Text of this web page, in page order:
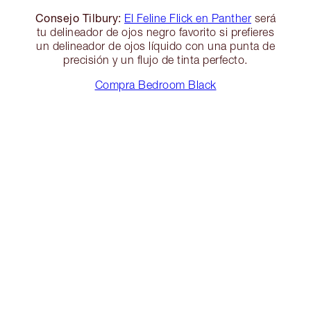
Consejo Tilbury: El Feline Flick en Panther será
tu delineador de ojos negro favorito si prefieres
un delineador de ojos líquido con una punta de
precisión y un flujo de tinta perfecto.
Compra Bedroom Black